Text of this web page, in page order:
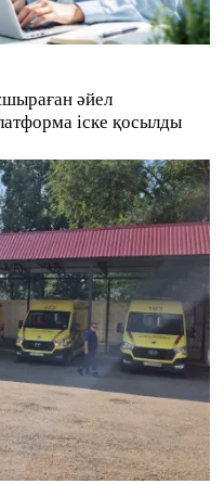
әйел
іске қосылды